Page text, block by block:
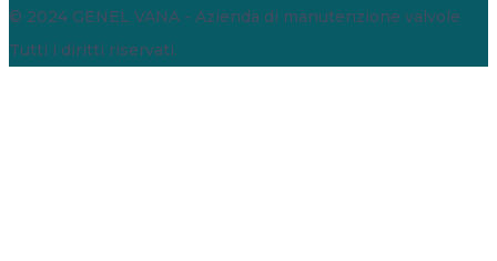
© 2024 GENEL VANA - Azienda di manutenzione valvole
Tutti i diritti riservati.